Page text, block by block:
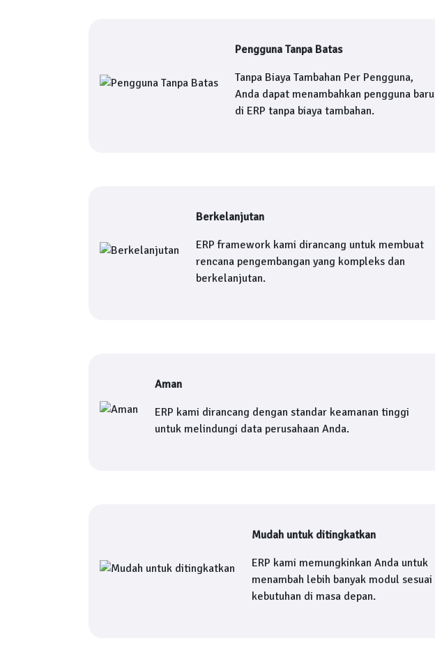
Pengguna Tanpa Batas
Tanpa Biaya Tambahan Per Pengguna,
Anda dapat menambahkan pengguna baru
di ERP tanpa biaya tambahan.
Berkelanjutan
ERP framework kami dirancang untuk membuat
rencana pengembangan yang kompleks dan
berkelanjutan.
Aman
ERP kami dirancang dengan standar keamanan tinggi
untuk melindungi data perusahaan Anda.
Mudah untuk ditingkatkan
ERP kami memungkinkan Anda untuk
menambah lebih banyak modul sesuai
kebutuhan di masa depan.